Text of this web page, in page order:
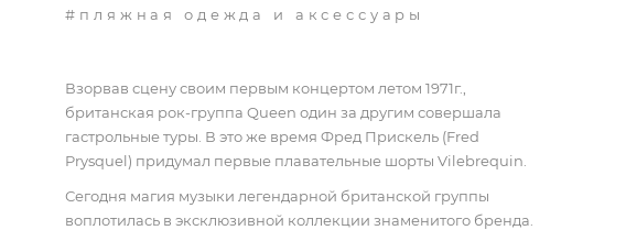
#пляжная одежда и аксессуары
Взорвав сцену своим первым концертом летом 1971г.,
британская рок-группаQueenодин за другим совершала
гастрольные туры. В это же время Фред Прискель (Fred
Prysquel) придумал первые плавательные шортыVilebrequin
Сегодня магия музыки легендарной британской группы
воплотилась в эксклюзивной коллекции знаменитого бренда.